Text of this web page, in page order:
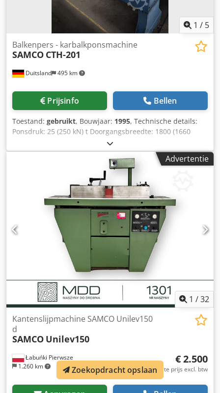
1 / 5
Duitsland 495 km
Balkenpers - karbalkponsmachine
SAMCO CTH-201
Prijsinfo Bellen
Toestand: gebruikt, Bouwjaar: 1995, Technische details:
Ponsdruk: 25 (250 kN) t Doorgangsbreedte: 1800 (1660
bruikbare) mm Vrije breedte tussen staanders: max./min.:
155 / 25 mm Slag: Ponsslag: 130 mm Totaal benodigd
vermogen: 5,0 kW Machinegewicht ca.: 2,0 t Afmetingen
LxBxH: 2,3 x 1,0 x 2,2 meter Dsdju Szfuepfx Adyjck
hydraulische wagenbalkpons hydrl. Druk 250bar
Ponstafeloppervlak = 1830 x 500 mm Ponswagen/plaat =
500 x 500 mm; Rijsnelheid = 800 mm/sec.; Ponsslag = 63
mm/s, vooruit/terug 125/125 mm/sec. Bediening via
bedieningspaneel en drukschakelaar/bedieningshendel
Apparatuur: 2x invoerrollen Ø 120 x 1630mm pneumatisch
gesloten/geopend *
Advertentie
1 /32
Łabuńki Pierwsze
1.260 km
Kantenslijpmachine SAMCO Unilev150
d
SAMCO Unilev150
€ 2.500
EXW Vaste prijs excl. btw
Zoekopdracht opslaan